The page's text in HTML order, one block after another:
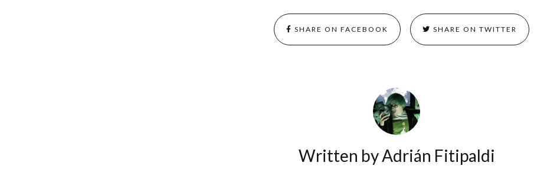
SHARE ON FACEBOOK SHARE ON TWITTER
Written byAdrián Fitipaldi